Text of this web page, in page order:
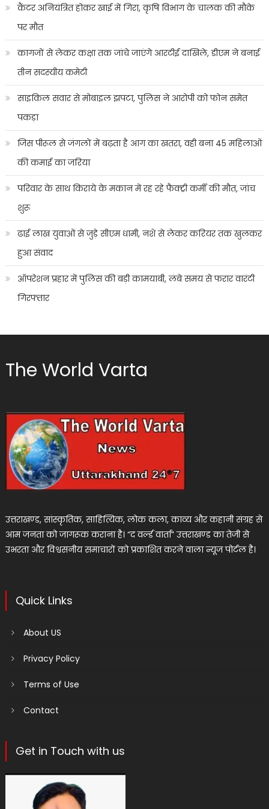
कैंटर अनियंत्रित होकर खाई में गिरा, कृषि विभाग के चालक की मौके
पर मौत
कागजों से लेकर कक्षा तक जांचे जाएंगे आरटीई दाखिले, डीएम ने बनाई
तीन सदस्यीय कमेटी
साइकिल सवार से मोबाइल झपटा, पुलिस ने आरोपी को फोन समेत
पकड़ा
जिस पीरूल से जंगलों में बढ़ता है आग का खतरा, वही बना 45 महिलाओं
की कमाई का जरिया
परिवार के साथ किराये के मकान में रह रहे फैक्ट्री कर्मी की मौत, जांच
शुरू
ढाई लाख युवाओं से जुड़े सीएम धामी, नशे से लेकर करियर तक खुलकर
हुआ संवाद
ऑपरेशन प्रहार में पुलिस की बड़ी कामयाबी, लंबे समय से फरार वारंटी
गिरफ्तार
The World Varta
उत्तराखण्ड, सांस्कृतिक, साहित्यिक, लोक कला, काव्य और कहानी संग्रह से
आम जनता को जागरूक कराना है। “द वर्ल्ड वार्ता” उत्तराखण्ड का तेजी से
उभरता और विश्वसनीय समाचारों को प्रकाशित करने वाला न्यूज पोर्टल है।
Quick Links
About US
Privacy Policy
Terms of Use
Contact
Get in Touch with us